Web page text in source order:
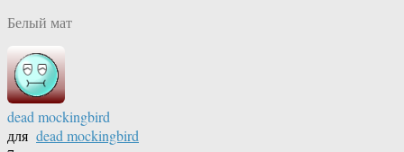
Белый мат
dead mockingbird
для dead mockingbird